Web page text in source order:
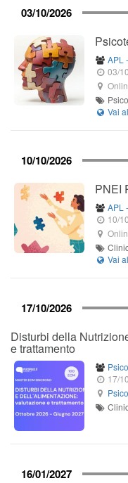
03/10/2026
APL
03/
10/10/2026
PNEI
APL
10/
17/10/2026
Disturbi della
e trattamento
17/
16/01/2027